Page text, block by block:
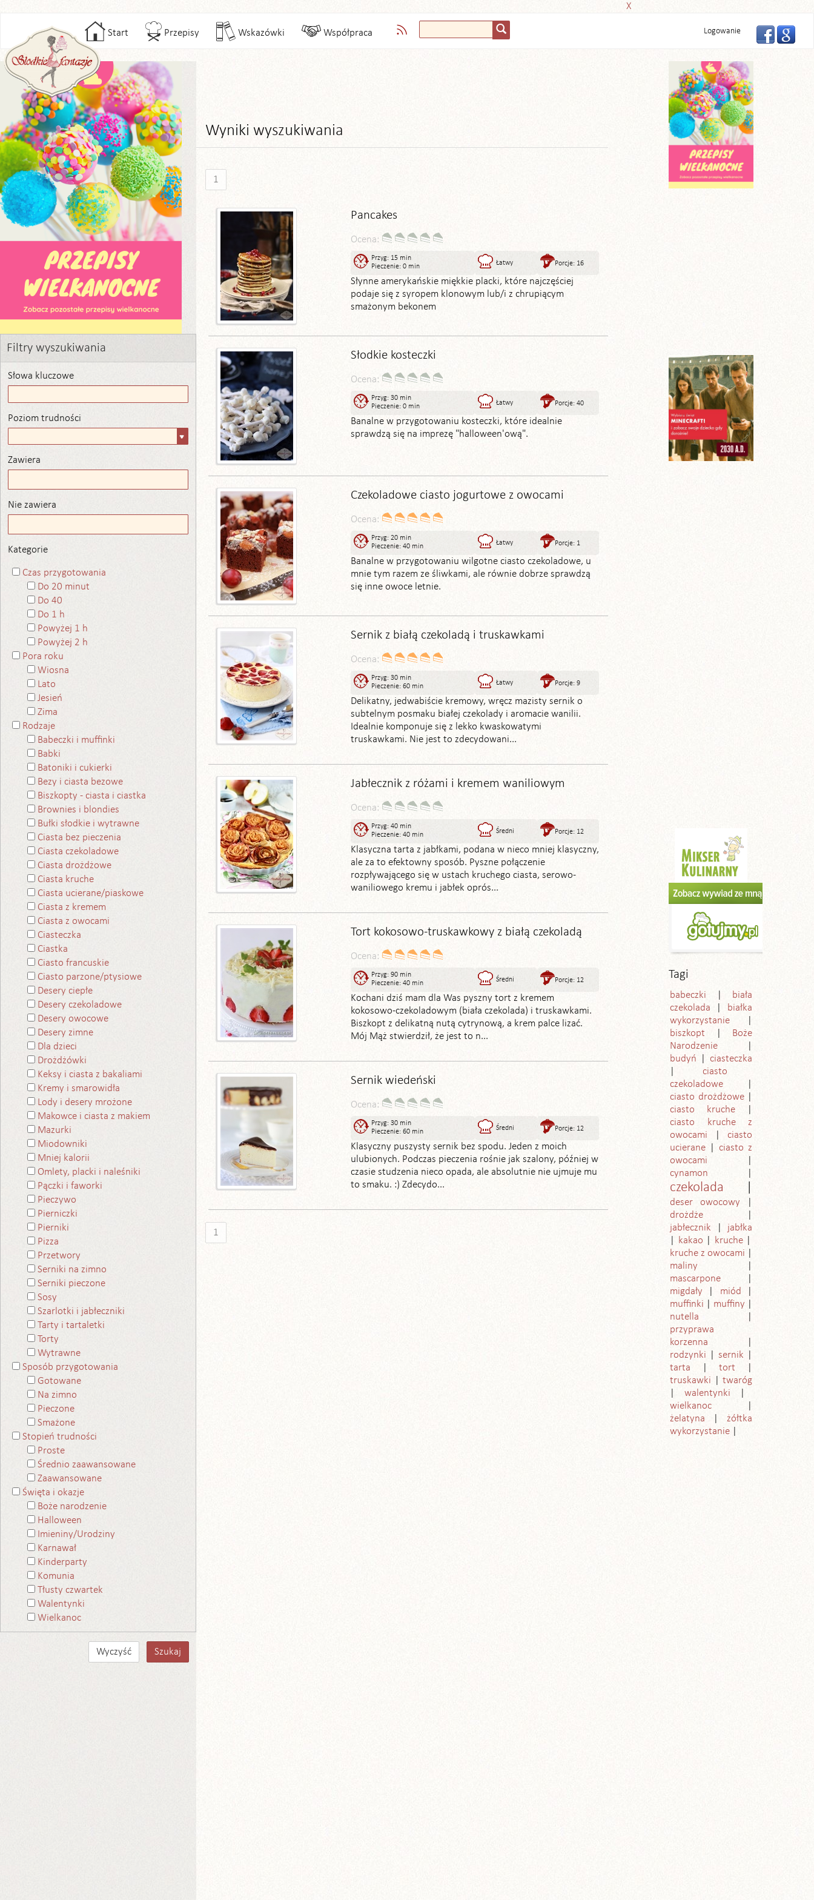
X
Start Przepisy Wskazówki Współpraca Logowanie
Filtry wyszukiwania
Słowa kluczowe
Poziom trudności
trudności
Zawiera
Nie zawiera
Kategorie
Czas przygotowania
Do 20 minut
Do 40
Do 1 h
Powyżej 1 h
Powyżej 2 h
Pora roku
Wiosna
Lato
Jesień
Zima
Rodzaje
Babeczki i muffinki
Babki
Batoniki i cukierki
Bezy i ciasta bezowe
Biszkopty - ciasta i ciastka
Brownies i blondies
Bułki słodkie i wytrawne
Ciasta bez pieczenia
Ciasta czekoladowe
Ciasta drożdżowe
Ciasta kruche
Ciasta ucierane/piaskowe
Ciasta z kremem
Ciasta z owocami
Ciasteczka
Ciastka
Ciasto francuskie
Ciasto parzone/ptysiowe
Desery ciepłe
Desery czekoladowe
Desery owocowe
Desery zimne
Dla dzieci
Drożdżówki
Keksy i ciasta z bakaliami
Kremy i smarowidła
Lody i desery mrożone
Makowce i ciasta z makiem
Mazurki
Miodowniki
Mniej kalorii
Omlety, placki i naleśniki
Pączki i faworki
Pieczywo
Pierniczki
Pierniki
Pizza
Przetwory
Serniki na zimno
Serniki pieczone
Sosy
Szarlotki i jabłeczniki
Tarty i tartaletki
Torty
Wytrawne
Sposób przygotowania
Gotowane
Na zimno
Pieczone
Smażone
Stopień trudności
Proste
Średnio zaawansowane
Zaawansowane
Święta i okazje
Boże narodzenie
Halloween
Imieniny/Urodziny
Karnawał
Kinderparty
Komunia
Tłusty czwartek
Walentynki
Wielkanoc
Wyniki wyszukiwania
1
Pancakes
Ocena:
Przyg: 15 min
Pieczenie: 0 min
Łatwy Porcje: 16
Słynne amerykańskie miękkie placki, które najczęściej
podaje się z syropem klonowym lub/i z chrupiącym
smażonym bekonem
Słodkie kosteczki
Ocena:
Przyg: 30 min
Pieczenie: 0 min
Łatwy Porcje: 40
Banalne w przygotowaniu kosteczki, które idealnie
sprawdzą się na imprezę "halloween'ową".
Czekoladowe ciasto jogurtowe z owocami
Ocena:
Przyg: 20 min
Pieczenie: 40 min
Łatwy Porcje: 1
Banalne w przygotowaniu wilgotne ciasto czekoladowe, u
mnie tym razem ze śliwkami, ale równie dobrze sprawdzą
się inne owoce letnie.
Sernik z białą czekoladą i truskawkami
Ocena:
Przyg: 30 min
Pieczenie: 60 min
Łatwy Porcje: 9
Delikatny, jedwabiście kremowy, wręcz mazisty sernik o
subtelnym posmaku białej czekolady i aromacie wanilii.
Idealnie komponuje się z lekko kwaskowatymi
truskawkami. Nie jest to zdecydowani...
Jabłecznik z różami i kremem waniliowym
Ocena:
Przyg: 40 min
Pieczenie: 40 min
Średni Porcje: 12
Klasyczna tarta z jabłkami, podana w nieco mniej klasyczny,
ale za to efektowny sposób. Pyszne połączenie
rozpływającego się w ustach kruchego ciasta, serowo-
waniliowego kremu i jabłek oprós...
Tort kokosowo-truskawkowy z białą czekoladą
Ocena:
Przyg: 90 min
Pieczenie: 40 min
Średni Porcje: 12
Kochani dziś mam dla Was pyszny tort z kremem
kokosowo-czekoladowym (biała czekolada) i truskawkami.
Biszkopt z delikatną nutą cytrynową, a krem palce lizać.
Mój Mąż stwierdził, że jest to n...
Sernik wiedeński
Ocena:
Przyg: 30 min
Pieczenie: 60 min
Średni Porcje: 12
Klasyczny puszysty sernik bez spodu. Jeden z moich
ulubionych. Podczas pieczenia rośnie jak szalony, później w
czasie studzenia nieco opada, ale absolutnie nie ujmuje mu
to smaku. :) Zdecydo...
1
Tagi
babeczki
biała
czekolada
białka
wykorzystanie
biszkopt
Boże
Narodzenie
budyń
ciasteczka
ciasto
czekoladowe
ciasto drożdżowe
ciasto kruche
ciasto kruche z
owocami
ciasto
ucierane
ciasto z
owocami
cynamon
czekolada
deser owocowy
drożdże
jabłecznik
jabłka
kakao
kruche
kruche z owocami
maliny
mascarpone
migdały
miód
muffinki
muffiny
nutella
przyprawa
korzenna
rodzynki
sernik
tarta
tort
truskawki
twaróg
walentynki
wielkanoc
żelatyna
żółtka
wykorzystanie